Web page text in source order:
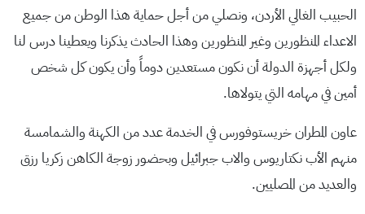
الحبيب الغالي الأردن، ونصلي من أجل حماية هذا الوطن من جميع
الاعداء المنظورين وغير المنظورين وهذا الحادث يذكرنا ويعطينا درس لنا
ولكل أجهزة الدولة أن نكون مستعدين دوماً وأن يكون كل شخص
أمين في مهامه التي يتولاها.
عاون المطران خريستوفورس في الخدمة عدد من الكهنة والشمامسة
منهم الأب نكتاريوس والاب جبرائيل وبحضور زوجة الكاهن زكريا رزق
والعديد من المصليين.